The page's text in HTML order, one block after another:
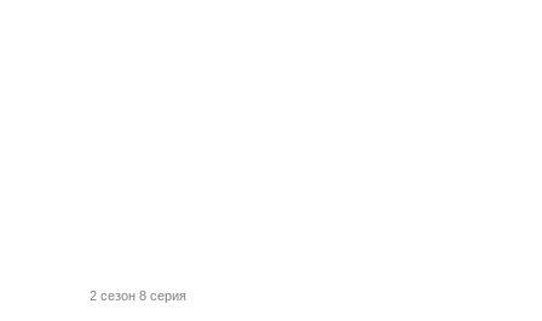
2 сезон 8 серия